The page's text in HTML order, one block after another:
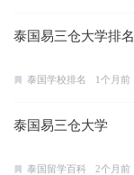
泰国易三仓大学排名
泰国学校排名 1个月前
泰国易三仓大学
泰国留学百科 2个月前